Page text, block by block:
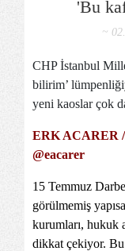
'Bu
~
CHP İstanbul
bilirim’
yeni kaoslar çok
ERK ACARER /
@eacarer
15 Temmuz
görülmemiş
kurumları, hukuk
dikkat çekiyor. Bu